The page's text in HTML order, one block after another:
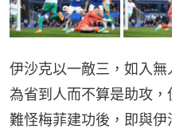
伊沙克以一敵三，如入
為省到人而不算是助攻，
難怪梅菲建功後，即與伊